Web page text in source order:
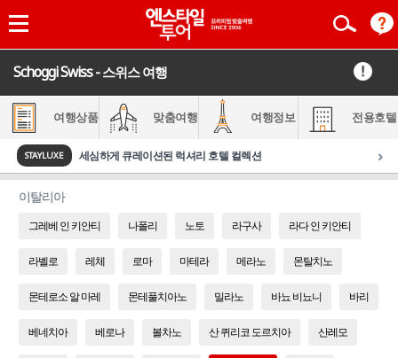
Schoggi Swiss - 스위스 여행
여행상품 맞춤여행 여행정보 전용호텔
STAYLUXE 세심하게 큐레이션된 럭셔리 호텔 컬렉션 ›
이탈리아
그레베 인 키안티 나폴리 노토 라구사 라다 인 키안티
라벨로 레체 로마 마테라 메라노 몬탈치노
몬테로소 알 마레 몬테풀치아노 밀라노 바뇨 비뇨니 바리
베네치아 베로나 볼차노 산 퀴리코 도르치아 산레모